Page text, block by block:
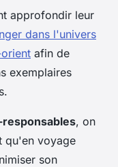
approfondir leur
dans l'univers
afin de
exemplaires
, on
qu'en voyage
son